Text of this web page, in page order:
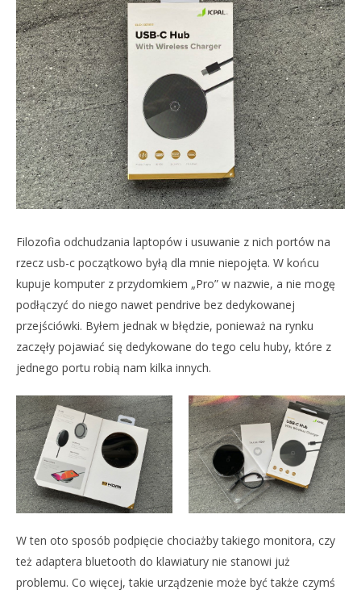
Filozofia odchudzania laptopów i usuwanie z nich portów na
rzecz usb-c początkowo byłą dla mnie niepojęta. W końcu
kupuje komputer z przydomkiem „Pro” w nazwie, a nie mogę
podłączyć do niego nawet pendrive bez dedykowanej
przejściówki. Byłem jednak w błędzie, ponieważ na rynku
zaczęły pojawiać się dedykowane do tego celu huby, które z
jednego portu robią nam kilka innych.
W ten oto sposób podpięcie chociażby takiego monitora, czy
też adaptera bluetooth do klawiatury nie stanowi już
problemu. Co więcej, takie urządzenie może być także czymś